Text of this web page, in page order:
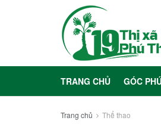
TRANG CHỦ GÓC
Trang chủ Thể thao